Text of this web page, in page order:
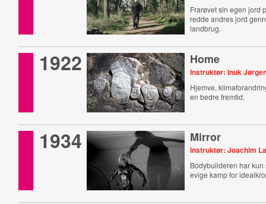
Frarøvet sin egen jord
redde andres jord
landbrug.
1922 Home
Instruktør: Inuk
Hjemve,
en bedre fremtid.
1934 Mirror
Instruktør: Joachim
Bodybuilderen har
evige kamp for